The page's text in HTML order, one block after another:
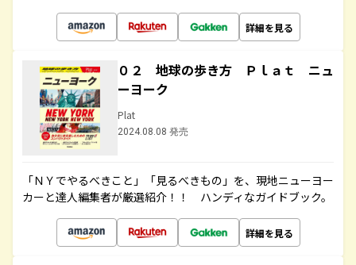
詳細を見る
０２ 地球の歩き方 Ｐｌａｔ ニュ
ーヨーク
Plat
2024.08.08 発売
「ＮＹでやるべきこと」「見るべきもの」を、現地ニューヨー
カーと達人編集者が厳選紹介！！ ハンディなガイドブック。
詳細を見る